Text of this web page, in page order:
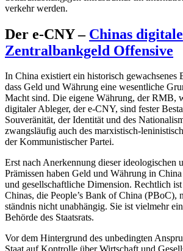
verkehr werden.
Der e-CNY – Chinas digitale
Zentralbankgeld Offensive
In China existiert ein historisch gewachsenes
dass Geld und Wäh­rung eine wesentliche
Macht sind. Die eigene Währung, der RMB,
digitaler Ableger, der e‑CNY, sind fester
Souveränität, der Identität und des
zwangsläufig auch des marxistisch-
der Kommunistischer Partei.
Erst nach Anerkennung dieser ideolo­gischen
Prämissen haben Geld und Währung in
und gesellschaftliche Dimen­sion. Recht­lich
Chinas, die People’s Bank of China (PBoC),
ständnis nicht unabhängig. Sie ist vielmehr
Behörde des Staatsrats.
Vor dem Hintergrund des unbedingten